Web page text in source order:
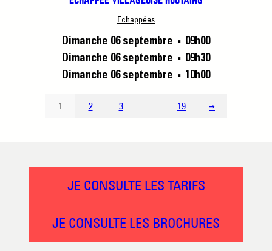
Échappées
Dimanche 06 septembre ■
09h00
Dimanche 06 septembre
■
09h30
Dimanche 06 septembre
■ 10h00
1 2 3 … 19 →
JE CONSULTE LES TARIFS
JE CONSULTE LES BROCHURES